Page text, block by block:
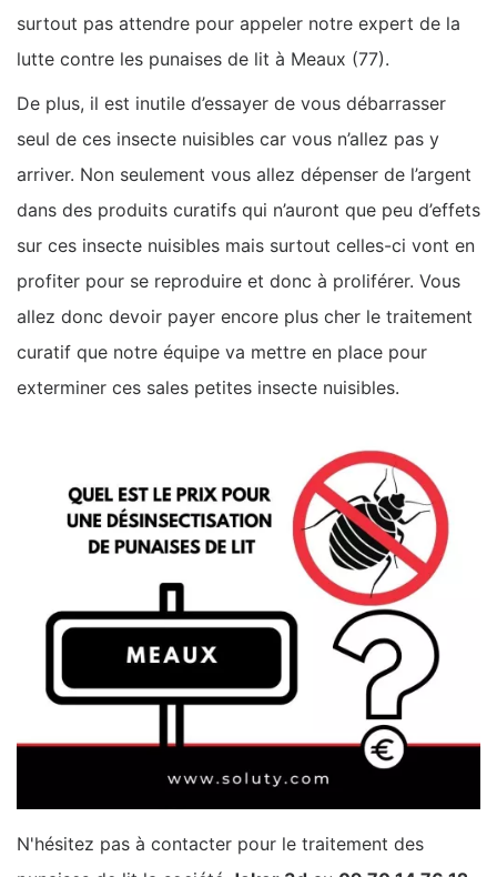
surtout pas attendre pour appeler notre expert de la
lutte contre les punaises de lit à Meaux (77).
De plus, il est inutile d’essayer de vous débarrasser
seul de ces insecte nuisibles car vous n’allez pas y
arriver. Non seulement vous allez dépenser de l’argent
dans des produits curatifs qui n’auront que peu d’effets
sur ces insecte nuisibles mais surtout celles-ci vont en
profiter pour se reproduire et donc à proliférer. Vous
allez donc devoir payer encore plus cher le traitement
curatif que notre équipe va mettre en place pour
exterminer ces sales petites insecte nuisibles.
N'hésitez pas à contacter pour le traitement des